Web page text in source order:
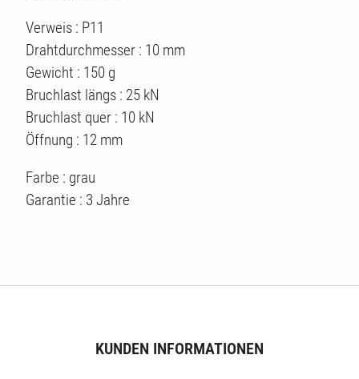
Verweis : P11
Drahtdurchmesser : 10 mm
Gewicht : 150 g
Bruchlast längs : 25 kN
Bruchlast quer : 10 kN
Öffnung : 12 mm
Farbe : grau
Garantie : 3 Jahre
KUNDEN INFORMATIONEN